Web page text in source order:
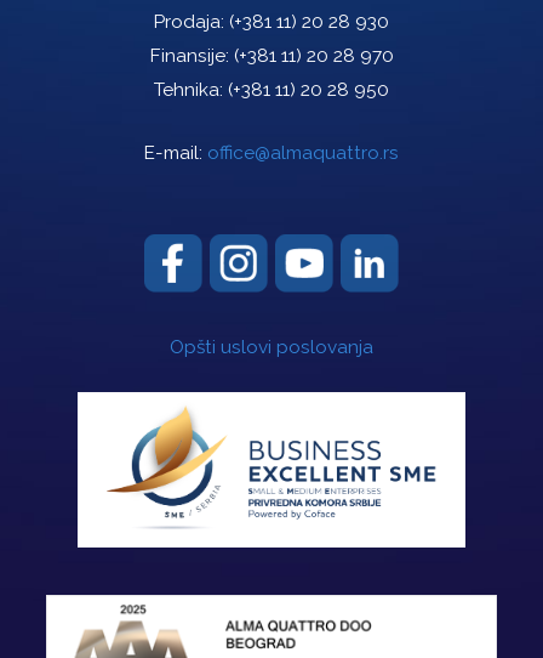
Prodaja: (+381 11) 20 28 930
Finansije: (+381 11) 20 28 970
Tehnika: (+381 11) 20 28 950
E-mail: office@almaquattro.rs
Opšti uslovi poslovanja